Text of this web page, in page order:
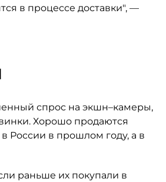
в процессе доставки", —
спрос на экшн–камеры,
Хорошо продаются
России в прошлом году, а в
раньше их покупали в